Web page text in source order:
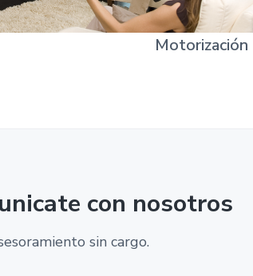
Motorización
con nosotros
sin cargo.